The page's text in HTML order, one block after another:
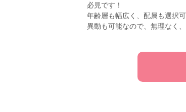
必見です！
年齢層も幅広く、配属も選択可
異動も可能なので、無理なく